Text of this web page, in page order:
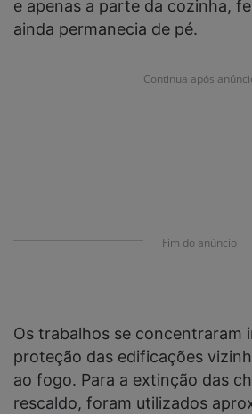
e apenas a parte da cozinha,
ainda permanecia de pé.
Continua após
Fim do anúncio
Os trabalhos se concentraram
proteção das edificações
ao fogo. Para a extinção das
rescaldo, foram utilizados